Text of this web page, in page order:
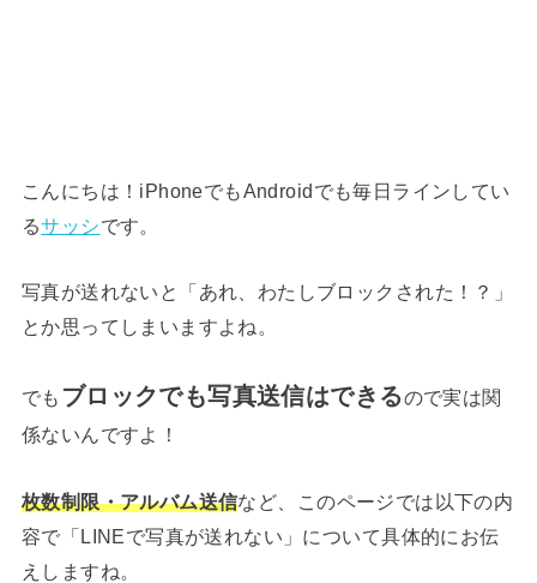
こんにちは！iPhoneでもAndroidでも毎日ラインしてい
るサッシです。
写真が送れないと「あれ、わたしブロックされた！？」
とか思ってしまいますよね。
でも ブロックでも写真送信はできるので実は関
係ないんですよ！
枚数制限・アルバム送信など、このページでは以下の内
容で「LINEで写真が送れない」について具体的にお伝
えしますね。